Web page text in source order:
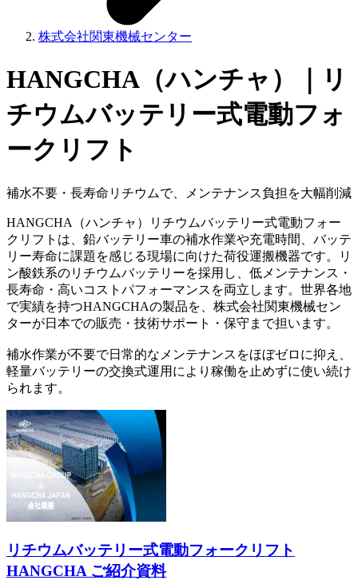
株式会社関東機械センター
HANGCHA（ハンチャ）｜リ
チウムバッテリー式電動フォ
ークリフト
補水不要・長寿命リチウムで、メンテナンス負担を大幅削減
HANGCHA（ハンチャ）リチウムバッテリー式電動フォー
クリフトは、鉛バッテリー車の補水作業や充電時間、バッテ
リー寿命に課題を感じる現場に向けた荷役運搬機器です。リ
ン酸鉄系のリチウムバッテリーを採用し、低メンテナンス・
長寿命・高いコストパフォーマンスを両立します。世界各地
で実績を持つHANGCHAの製品を、株式会社関東機械セン
ターが日本での販売・技術サポート・保守まで担います。
補水作業が不要で日常的なメンテナンスをほぼゼロに抑え、
軽量バッテリーの交換式運用により稼働を止めずに使い続け
られます。
リチウムバッテリー式電動フォークリフト
HANGCHA ご紹介資料